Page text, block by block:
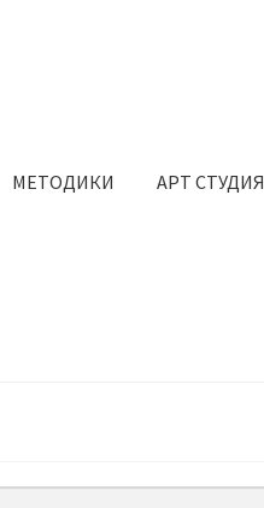
МЕТОДИКИ АРТ СТУДИЯ